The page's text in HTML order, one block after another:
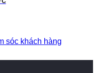
sóc khách hàng